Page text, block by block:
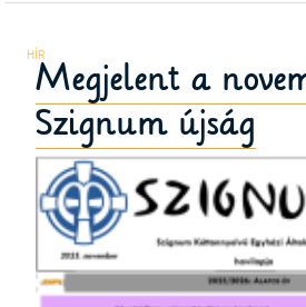
Megjelent a
Szignum újság